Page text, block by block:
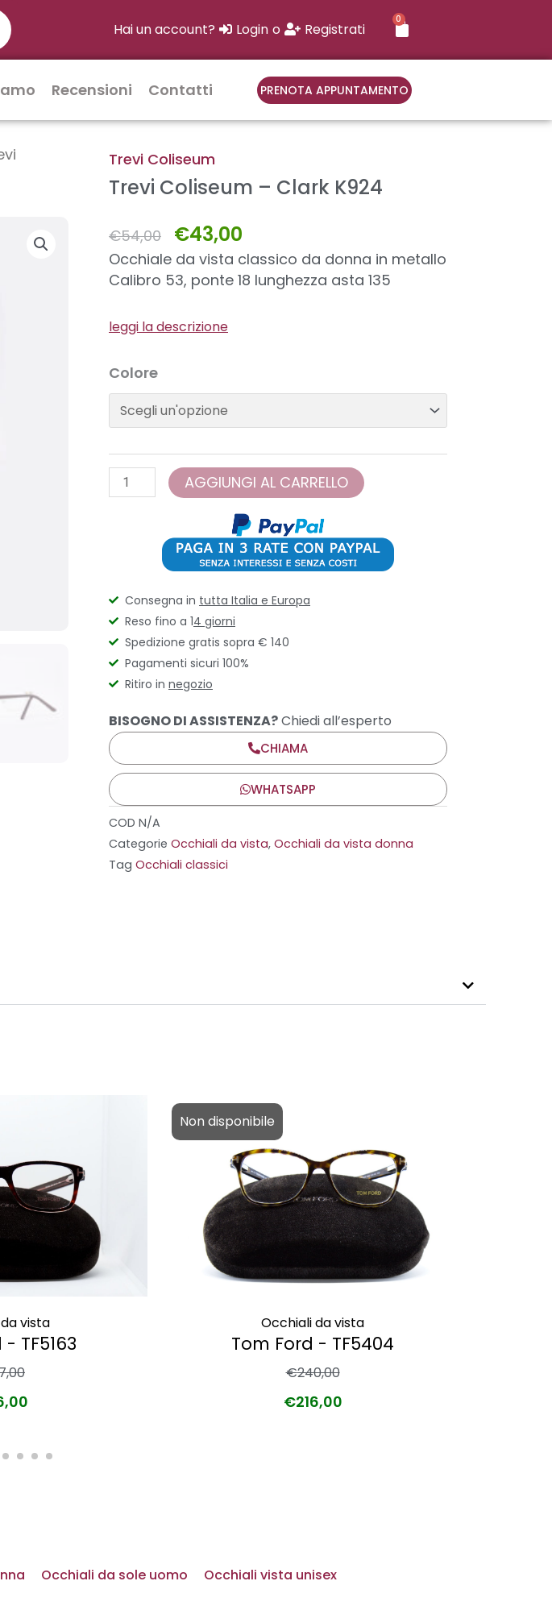
Hai un account? Login o Registrati
0
CARRELLO
Recensioni Contatti PRENOTA APPUNTAMENTO
Trevi Coliseum
Trevi Coliseum – Clark K924
€54,00
prezzo
originale
era:
€43,00
attuale
è:
Occhiale da vista classico da donna in metallo
Calibro 53, ponte 18 lunghezza asta 135
leggi la descrizione
Colore
Trevi
Coliseum
Clark
K924
quantità
AGGIUNGI AL CARRELLO
Consegna in tutta Italia e Europa
Reso fino a 14 giorni
Spedizione gratis sopra € 140
Pagamenti sicuri 100%
Ritiro in negozio
BISOGNO DI ASSISTENZA?Chiedi all’esperto
CHIAMA
WHATSAPP
COD N/A
Categorie Occhiali da vista, Occhiali da vista donna
Tag Occhiali classici
vista
TF5163
Non disponibile
Occhiali da vista
Tom Ford - TF5404
€240,00
€216,00
Occhiali da sole uomo
Occhiali vista unisex